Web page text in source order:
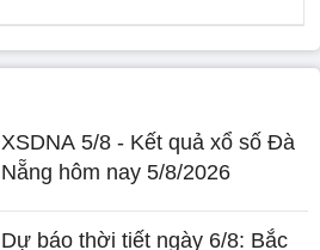
XSDNA 5/8 - Kết quả xổ số Đà
Nẵng hôm nay 5/8/2026
Dự báo thời tiết ngày 6/8: Bắc